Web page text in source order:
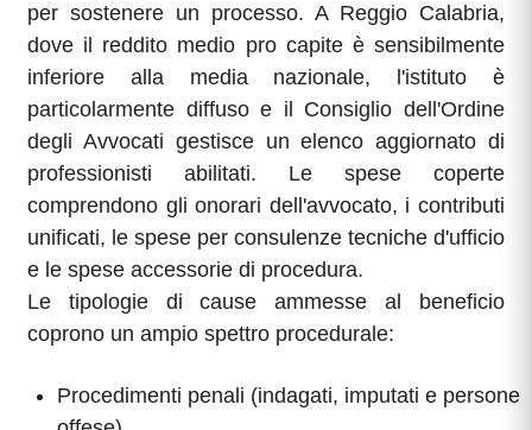
per sostenere un processo. A Reggio Calabria,
dove il reddito medio pro capite è sensibilmente
inferiore alla media nazionale, l'istituto è
particolarmente diffuso e il Consiglio dell'Ordine
degli Avvocati gestisce un elenco aggiornato di
professionisti abilitati. Le spese coperte
comprendono gli onorari dell'avvocato, i contributi
unificati, le spese per consulenze tecniche d'ufficio
e le spese accessorie di procedura.
Le tipologie di cause ammesse al beneficio
coprono un ampio spettro procedurale:
Procedimenti penali (indagati, imputati e persone